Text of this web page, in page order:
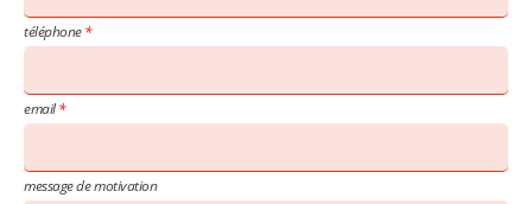
téléphone
email
message de motivation